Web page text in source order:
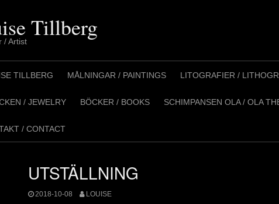
Tillberg
/ Artist
TILLBERG MÅLNINGAR / PAINTINGS LITOGRAFIER /
/ JEWELRY BÖCKER / BOOKS SCHIMPANSEN OLA / OLA
/ CONTACT
UTSTÄLLNING
2018-10-08 LOUISE